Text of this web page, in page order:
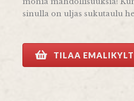
sinulla on uljas sukutaulu
TILAA